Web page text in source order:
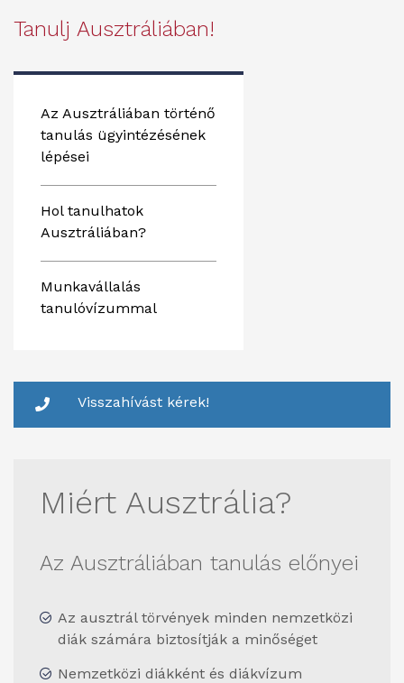
Tanulj Ausztráliában!
Az Ausztráliában történő
tanulás ügyintézésének
lépései
Hol tanulhatok
Ausztráliában?
Munkavállalás
tanulóvízummal
Visszahívást kérek!
Miért Ausztrália?
Az Ausztráliában tanulás előnyei
Az ausztrál törvények minden nemzetközi
diák számára biztosítják a minőséget
Nemzetközi diákként és diákvízum